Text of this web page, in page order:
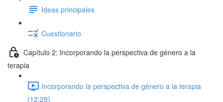
Ideas principales
Cuestionario
Capítulo 2: Incorporando la perspectiva de género a la
terapia
Incorporando la perspectiva de género a la terapia
(12:29)